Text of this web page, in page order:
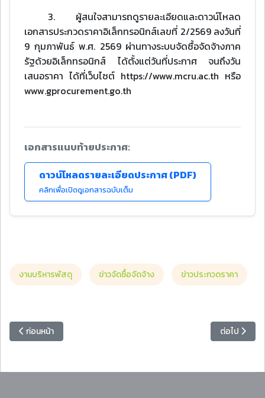
3. ผู้สนใจสามารถดูรายละเอียดและดาวน์โหลด
เอกสารประกวดราคาอิเล็กทรอนิกส์เลขที่ 2/2569 ลงวันที่
9 กุมภาพันธ์ พ.ศ. 2569 ผ่านทางระบบจัดซื้อจัดจ้างภาค
รัฐด้วยอิเล็กทรอนิกส์ ได้ตั้งแต่วันที่ประกาศ จนถึงวัน
เสนอราคา ได้ที่เว็บไซต์ https://www.mcru.ac.th หรือ
www.gprocurement.go.th
เอกสารแนบท้ายประกาศ:
ดาวน์โหลดรายละเอียดประกาศ (PDF)
คลิกเพื่อเปิดดูเอกสารฉบับเต็ม
งานบริหารพัสดุ ข่าวจัดซื้อจัดจ้าง ข่าวประกวดราคา
เนื้อหาก่อนหน้า: [ร่าง] ประกาศประกวดราคาจ้างก่อสร้างปรับปรุงชั้น 2 อา
ก่อนหน้า เนื้อหาถัดไป
ต่อไป